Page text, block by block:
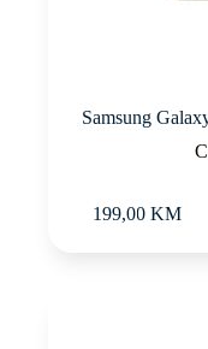
Samsung
199,00 KM